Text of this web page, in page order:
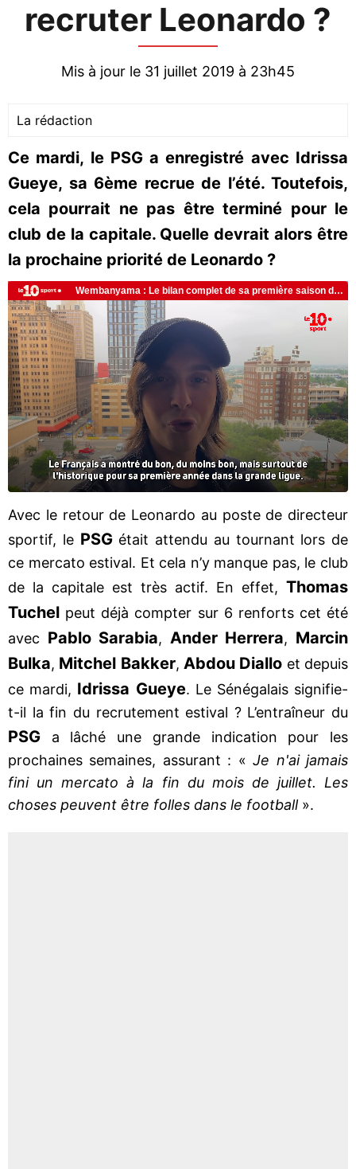
recruter Leonardo ?
Mis à jour le 31 juillet 2019 à 23h45
La rédaction
Ce mardi, le PSG a enregistré avec Idrissa
Gueye, sa 6ème recrue de l’été. Toutefois,
cela pourrait ne pas être terminé pour le
club de la capitale. Quelle devrait alors être
la prochaine priorité de Leonardo ?
Avec le retour de Leonardo au poste de directeur
sportif, le PSGétait attendu au tournant lors de
ce mercato estival. Et cela n’y manque pas, le club
de la capitale est très actif. En effet, Thomas
Tuchel peut déjà compter sur 6 renforts cet été
avec Pablo Sarabia, Ander Herrera, Marcin
Bulka, Mitchel Bakker, Abdou Diallo et depuis
ce mardi, Idrissa Gueye. Le Sénégalais signifie-
t-il la fin du recrutement estival ? L’entraîneur du
PSG a lâché une grande indication pour les
prochaines semaines, assurant : «Je n'ai jamais
fini un mercato à la fin du mois de juillet. Les
choses peuvent être folles dans le football».